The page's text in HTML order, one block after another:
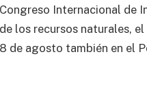
Internacional de
los recursos naturales,
de agosto también en el